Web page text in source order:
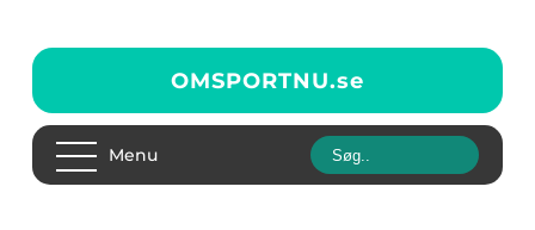
OMSPORTNU.se
Menu